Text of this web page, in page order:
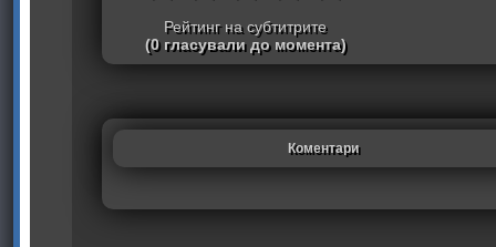
Рейтинг на субтитрите
(0 гласували до момента)
Коментари